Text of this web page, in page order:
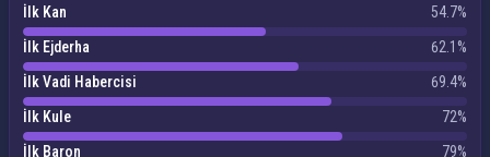
İlk Kan
54.7%
İlk Ejderha
62.1%
İlk Vadi Habercisi
69.4%
İlk Kule
72%
İlk Baron
79%